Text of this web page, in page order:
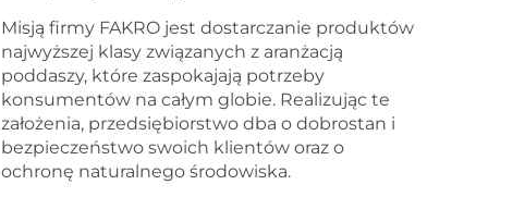
Misją firmy FAKROjest dostarczanie produktów
najwyższej klasy związanych z aranżacją
poddaszy, które zaspokajają potrzeby
konsumentów na całym globie. Realizując te
założenia, przedsiębiorstwo dba o dobrostan i
bezpieczeństwo swoich klientów oraz o
ochronę naturalnego środowiska.